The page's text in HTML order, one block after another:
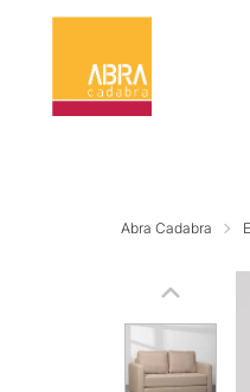
Abra Cadabra